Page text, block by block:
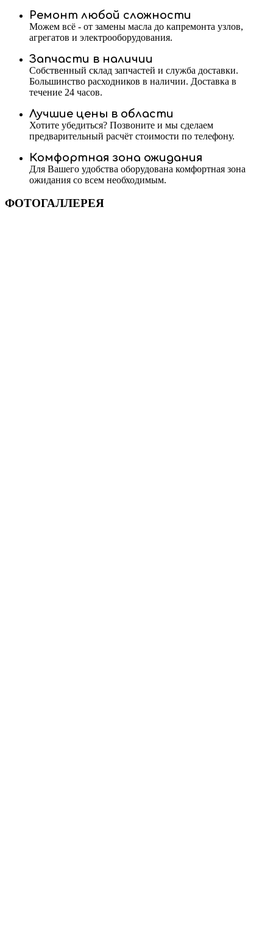
Ремонт любой сложности
Можем всё - от замены масла до капремонта узлов,
агрегатов и электрооборудования.
Запчасти в наличии
Собственный склад запчастей и служба доставки.
Большинство расходников в наличии. Доставка в
течение 24 часов.
Лучшие цены в области
Хотите убедиться? Позвоните и мы сделаем
предварительный расчёт стоимости по телефону.
Комфортная зона ожидания
Для Вашего удобства оборудована комфортная зона
ожидания со всем необходимым.
ФОТОГАЛЛЕРЕЯ